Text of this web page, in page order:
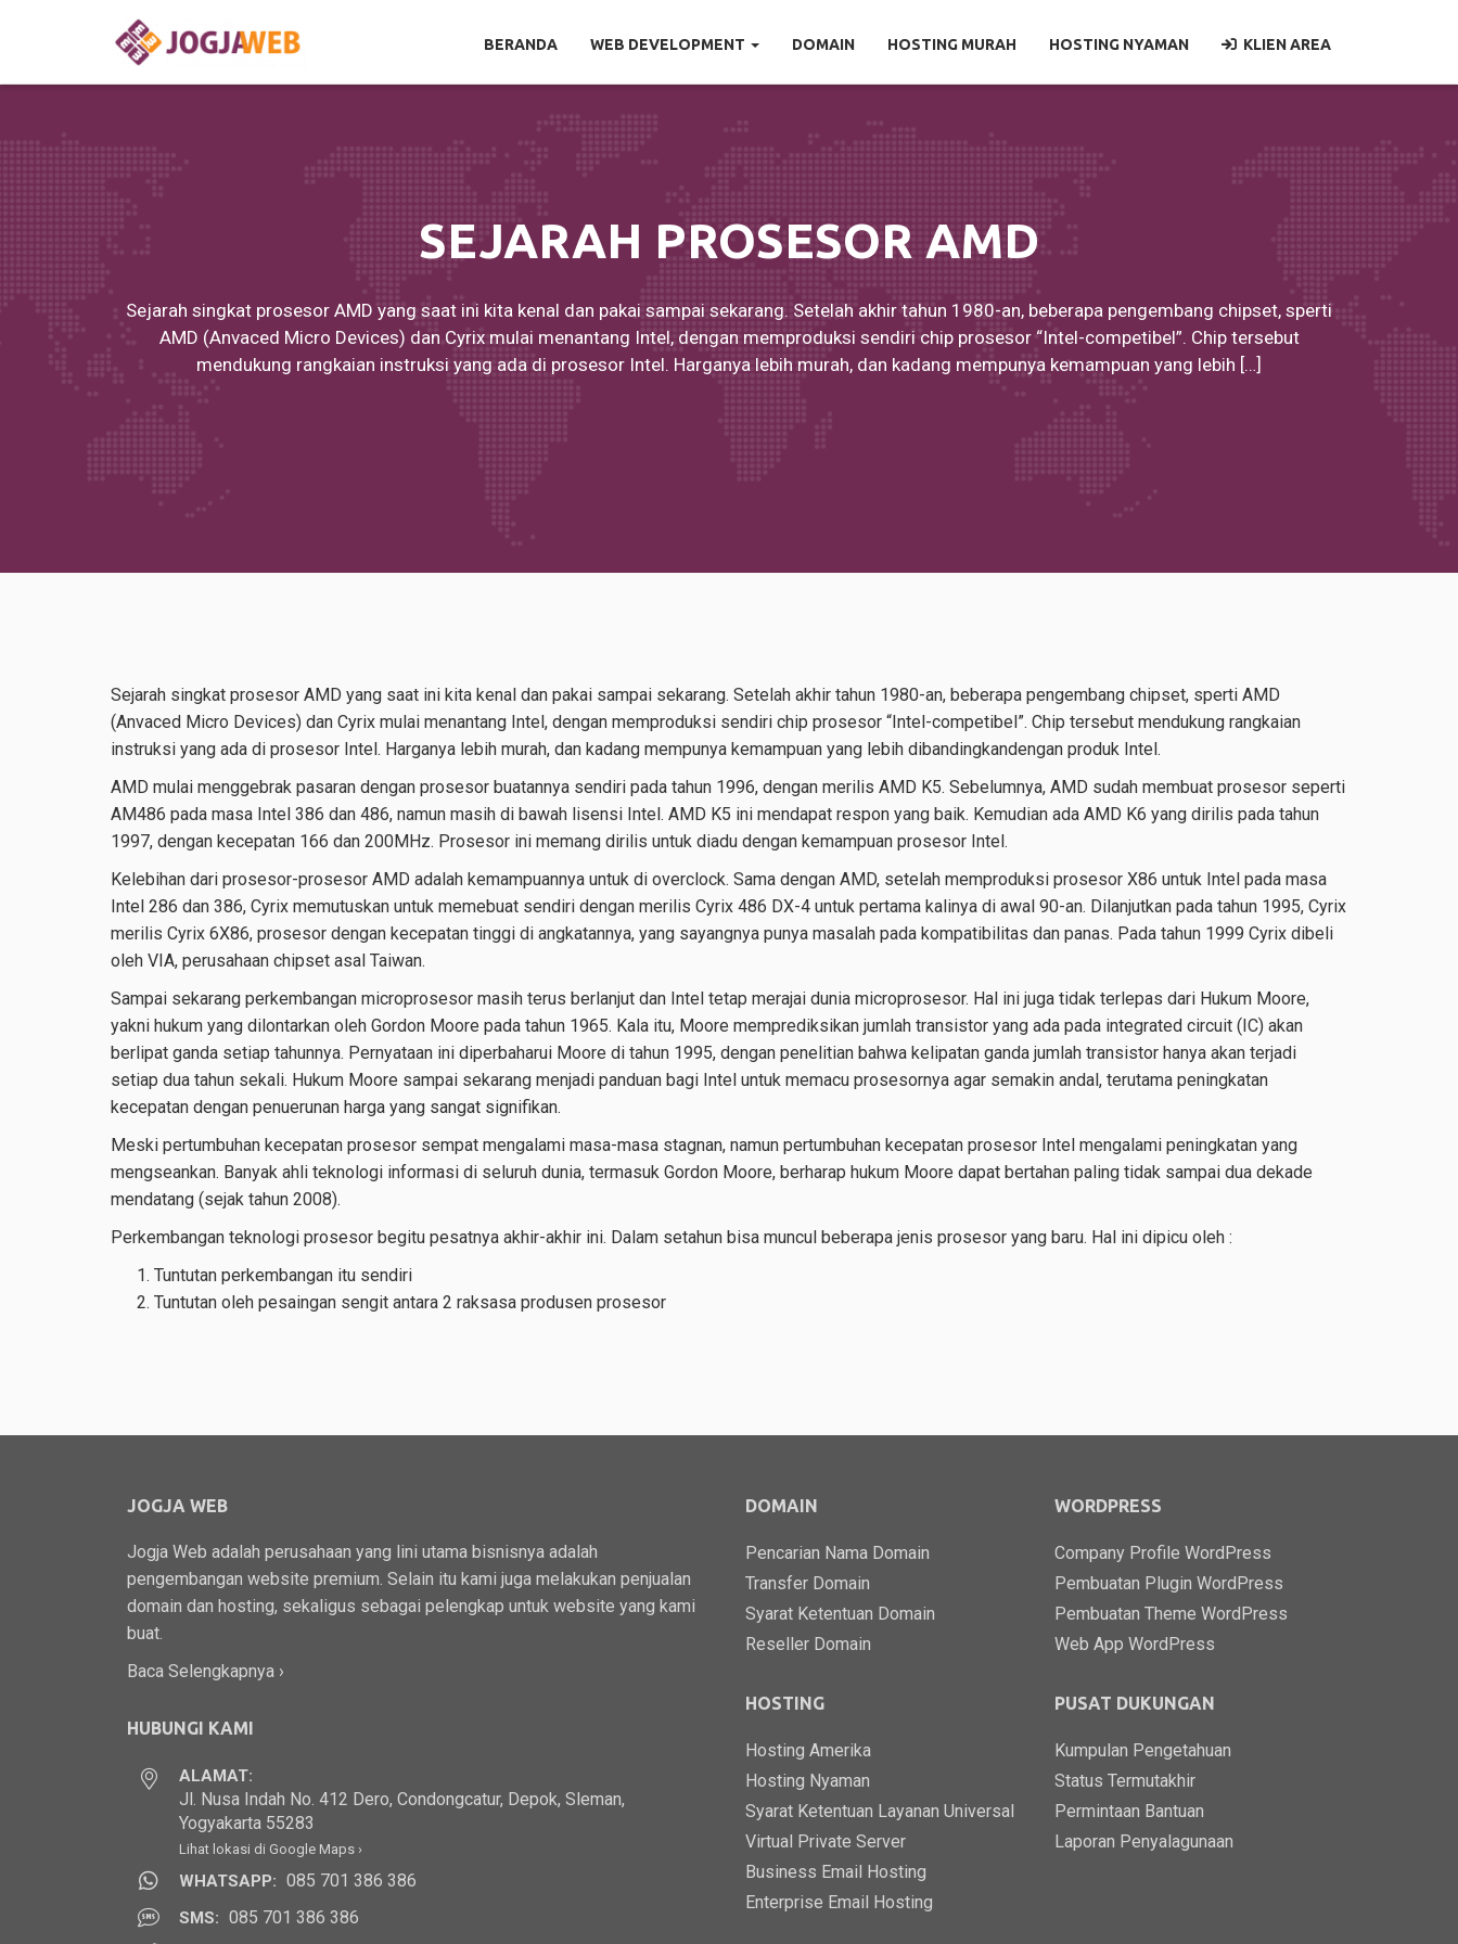
BERANDA WEB DEVELOPMENT DOMAIN HOSTING MURAH HOSTING NYAMAN KLIEN AREA
SEJARAH PROSESOR AMD
Sejarah singkat prosesor AMD yang saat ini kita kenal dan pakai sampai sekarang. Setelah akhir tahun 1980-an, beberapa pengembang chipset, sperti
AMD (Anvaced Micro Devices) dan Cyrix mulai menantang Intel, dengan memproduksi sendiri chip prosesor “Intel-competibel”. Chip tersebut
mendukung rangkaian instruksi yang ada di prosesor Intel. Harganya lebih murah, dan kadang mempunya kemampuan yang lebih […]
Sejarah singkat prosesor AMD yang saat ini kita kenal dan pakai sampai sekarang. Setelah akhir tahun 1980-an, beberapa pengembang chipset, sperti AMD
(Anvaced Micro Devices) dan Cyrix mulai menantang Intel, dengan memproduksi sendiri chip prosesor “Intel-competibel”. Chip tersebut mendukung rangkaian
instruksi yang ada di prosesor Intel. Harganya lebih murah, dan kadang mempunya kemampuan yang lebih dibandingkandengan produk Intel.
AMD mulai menggebrak pasaran dengan prosesor buatannya sendiri pada tahun 1996, dengan merilis AMD K5. Sebelumnya, AMD sudah membuat prosesor seperti
AM486 pada masa Intel 386 dan 486, namun masih di bawah lisensi Intel. AMD K5 ini mendapat respon yang baik. Kemudian ada AMD K6 yang dirilis pada tahun
1997, dengan kecepatan 166 dan 200MHz. Prosesor ini memang dirilis untuk diadu dengan kemampuan prosesor Intel.
Kelebihan dari prosesor-prosesor AMD adalah kemampuannya untuk di overclock. Sama dengan AMD, setelah memproduksi prosesor X86 untuk Intel pada masa
Intel 286 dan 386, Cyrix memutuskan untuk memebuat sendiri dengan merilis Cyrix 486 DX-4 untuk pertama kalinya di awal 90-an. Dilanjutkan pada tahun 1995, Cyrix
merilis Cyrix 6X86, prosesor dengan kecepatan tinggi di angkatannya, yang sayangnya punya masalah pada kompatibilitas dan panas. Pada tahun 1999 Cyrix dibeli
oleh VIA, perusahaan chipset asal Taiwan.
Sampai sekarang perkembangan microprosesor masih terus berlanjut dan Intel tetap merajai dunia microprosesor. Hal ini juga tidak terlepas dari Hukum Moore,
yakni hukum yang dilontarkan oleh Gordon Moore pada tahun 1965. Kala itu, Moore memprediksikan jumlah transistor yang ada pada integrated circuit (IC) akan
berlipat ganda setiap tahunnya. Pernyataan ini diperbaharui Moore di tahun 1995, dengan penelitian bahwa kelipatan ganda jumlah transistor hanya akan terjadi
setiap dua tahun sekali. Hukum Moore sampai sekarang menjadi panduan bagi Intel untuk memacu prosesornya agar semakin andal, terutama peningkatan
kecepatan dengan penuerunan harga yang sangat signifikan.
Meski pertumbuhan kecepatan prosesor sempat mengalami masa-masa stagnan, namun pertumbuhan kecepatan prosesor Intel mengalami peningkatan yang
mengseankan. Banyak ahli teknologi informasi di seluruh dunia, termasuk Gordon Moore, berharap hukum Moore dapat bertahan paling tidak sampai dua dekade
mendatang (sejak tahun 2008).
Perkembangan teknologi prosesor begitu pesatnya akhir-akhir ini. Dalam setahun bisa muncul beberapa jenis prosesor yang baru. Hal ini dipicu oleh :
Tuntutan perkembangan itu sendiri
Tuntutan oleh pesaingan sengit antara 2 raksasa produsen prosesor
JOGJA WEB
Jogja Web adalah perusahaan yang lini utama bisnisnya adalah
pengembangan website premium. Selain itu kami juga melakukan penjualan
domain dan hosting, sekaligus sebagai pelengkap untuk website yang kami
buat.
Baca Selengkapnya ›
HUBUNGI KAMI
ALAMAT:
Jl. Nusa Indah No. 412 Dero, Condongcatur, Depok, Sleman,
Yogyakarta 55283
Lihat lokasi di Google Maps ›
WHATSAPP: 085 701 386 386
SMS: 085 701 386 386
DOMAIN
Pencarian Nama Domain
Transfer Domain
Syarat Ketentuan Domain
Reseller Domain
HOSTING
Hosting Amerika
Hosting Nyaman
Syarat Ketentuan Layanan Universal
Virtual Private Server
Business Email Hosting
Enterprise Email Hosting
WORDPRESS
Company Profile WordPress
Pembuatan Plugin WordPress
Pembuatan Theme WordPress
Web App WordPress
PUSAT DUKUNGAN
Kumpulan Pengetahuan
Status Termutakhir
Permintaan Bantuan
Laporan Penyalagunaan